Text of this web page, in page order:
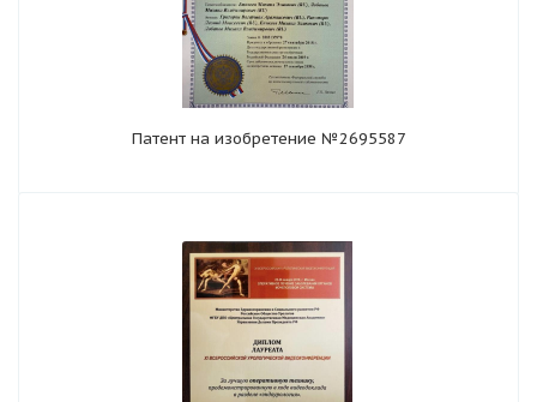
Патент на изобретение №2695587